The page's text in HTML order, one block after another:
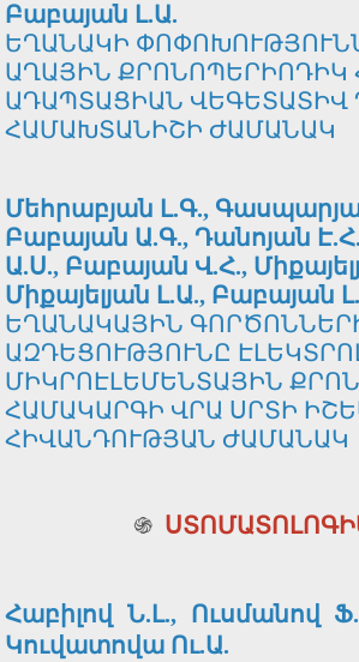
Բաբայան Լ.Ա.
ԵՂԱՆԱԿԻ
ԱՂԱՅԻՆ ՔՐՈՆՈՊԵՐԻՈԴԻԿ
ԱԴԱՊՏԱՑԻԱՆ ՎԵԳԵՏԱՏԻՎ
ՀԱՄԱԽՏԱՆԻՇԻ ԺԱՄԱՆԱԿ
Մեհրաբյան Լ.Գ.,
Բաբայան Ա.Գ., Դանոյան
Ա.Ս., Բաբայան Վ.Հ.,
Միքայելյան Լ.Ա., Բաբայան
ԵՂԱՆԱԿԱՅԻՆ
ԱԶԴԵՑՈՒԹՅՈՒՆԸ
ՄԻԿՐՈԷԼԵՄԵՆՏԱՅԻՆ
ՀԱՄԱԿԱՐԳԻ ՎՐԱ ՍՐՏԻ
ՀԻՎԱՆԴՈՒԹՅԱՆ ԺԱՄԱՆԱԿ
֍
Հաբիլով Ն.Լ., Ուսմանով
Կուվատովա Ու.Ա.